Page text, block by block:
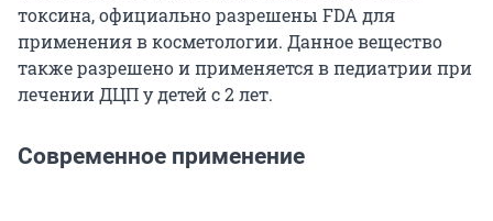
токсина, официально разрешены FDA для
применения в косметологии. Данное вещество
также разрешено и применяется в педиатрии при
лечении ДЦП у детей с 2 лет.
Современное применение